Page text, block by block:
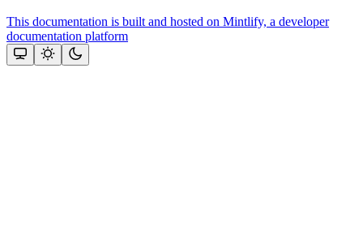
This documentation is built and hosted on Mintlify, a developer
documentation platform